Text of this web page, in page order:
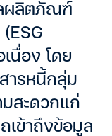
ผลิตภัณฑ์
นื่อง โดย
ารหนี้กลุ่ม
สะดวกแก่
เข้าถึงข้อมูล